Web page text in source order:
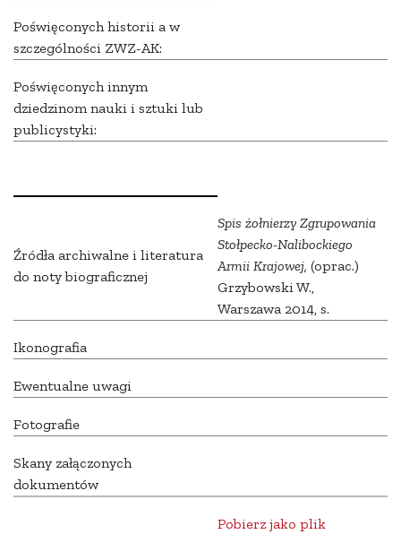
Poświęconych historii a w
szczególności ZWZ-AK:
Poświęconych innym
dziedzinom nauki i sztuki lub
publicystyki:
Źródła archiwalne i literatura
do noty biograficznej
Spis żołnierzy Zgrupowania
Stołpecko-Nalibockiego
Armii Krajowej, (oprac.)
Grzybowski W.,
Warszawa 2014, s.
Ikonografia
Ewentualne uwagi
Fotografie
Skany załączonych
dokumentów
Pobierz jako plik